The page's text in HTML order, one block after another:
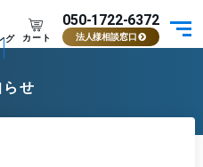
グ カート
050-1722-6372
法人様相談窓口
せ